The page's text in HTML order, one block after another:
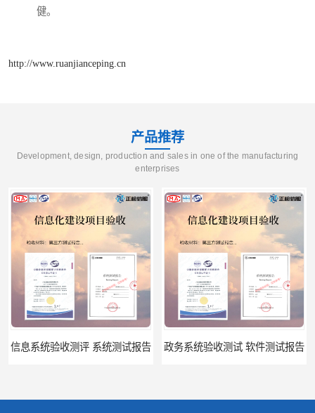
健。
http://www.ruanjianceping.cn
产品推荐
Development, design, production and sales in one of the manufacturing
enterprises
信息系统验收测评 系统测试报告 政务系统验收测试 软件测试报告